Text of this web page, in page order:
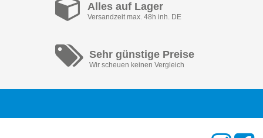
Alles auf Lager
Versandzeit max. 48h inh. DE
Sehr günstige Preise
Wir scheuen keinen Vergleich